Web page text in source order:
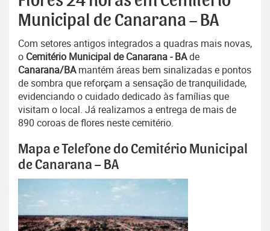
Municipal de Canarana – BA
Com setores antigos integrados a quadras mais novas,
o Cemitério Municipal de Canarana - BAde
Canarana/BAmantém áreas bem sinalizadas e pontos
de sombra que reforçam a sensação de tranquilidade,
evidenciando o cuidado dedicado às famílias que
visitam o local. Já realizamos a entrega de mais de
890 coroas de flores neste cemitério.
Mapa e Telefone do Cemitério Municipal
de Canarana – BA